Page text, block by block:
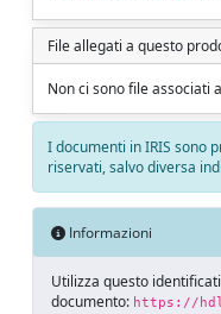
File allegati a questo
Non ci sono file associati
I documenti in IRIS sono
riservati, salvo diversa
Informazioni
Utilizza questo
documento: https://